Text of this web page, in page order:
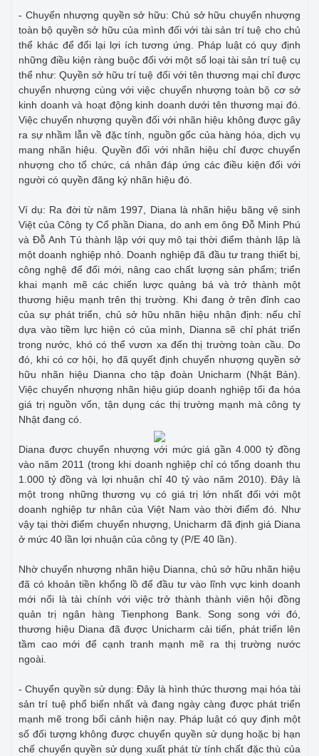
- Chuyển nhượng quyền sở hữu: Chủ sở hữu chuyển nhượng
toàn bộ quyền sở hữu của mình đối với tài sản trí tuệ cho chủ
thể khác để đổi lại lợi ích tương ứng. Pháp luật có quy định
những điều kiện ràng buộc đối với một số loại tài sản trí tuệ cụ
thể như: Quyền sở hữu trí tuệ đối với tên thương mại chỉ được
chuyển nhượng cùng với việc chuyển nhượng toàn bộ cơ sở
kinh doanh và hoạt động kinh doanh dưới tên thương mại đó.
Việc chuyển nhượng quyền đối với nhãn hiệu không được gây
ra sự nhầm lẫn về đặc tính, nguồn gốc của hàng hóa, dịch vụ
mang nhãn hiệu. Quyền đối với nhãn hiệu chỉ được chuyển
nhượng cho tổ chức, cá nhân đáp ứng các điều kiện đối với
người có quyền đăng ký nhãn hiệu đó.
Ví dụ: Ra đời từ năm 1997, Diana là nhãn hiệu băng vệ sinh
Việt của Công ty Cổ phần Diana, do anh em ông Đỗ Minh Phú
và Đỗ Anh Tú thành lập với quy mô tại thời điểm thành lập là
một doanh nghiệp nhỏ. Doanh nghiệp đã đầu tư trang thiết bị,
công nghệ để đổi mới, nâng cao chất lượng sản phẩm; triển
khai mạnh mẽ các chiến lược quảng bá và trở thành một
thương hiệu mạnh trên thị trường. Khi đang ở trên đỉnh cao
của sự phát triển, chủ sở hữu nhãn hiệu nhận định: nếu chỉ
dựa vào tiềm lực hiện có của mình, Dianna sẽ chỉ phát triển
trong nước, khó có thể vươn xa đến thị trường toàn cầu. Do
đó, khi có cơ hội, họ đã quyết định chuyển nhượng quyền sở
hữu nhãn hiệu Dianna cho tập đoàn Unicharm (Nhật Bản).
Việc chuyển nhượng nhãn hiệu giúp doanh nghiệp tối đa hóa
giá trị nguồn vốn, tận dụng các thị trường mạnh mà công ty
Nhật đang có.
Diana được chuyển nhượng với mức giá gần 4.000 tỷ đồng
vào năm 2011 (trong khi doanh nghiệp chỉ có tổng doanh thu
1.000 tỷ đồng và lợi nhuận chỉ 40 tỷ vào năm 2010). Đây là
một trong những thương vụ có giá trị lớn nhất đối với một
doanh nghiệp tư nhân của Việt Nam vào thời điểm đó. Như
vậy tại thời điểm chuyển nhượng, Unicharm đã định giá Diana
ở mức 40 lần lợi nhuận của công ty (P/E 40 lần).
Nhờ chuyển nhượng nhãn hiệu Dianna, chủ sở hữu nhãn hiệu
đã có khoản tiền khổng lồ để đầu tư vào lĩnh vực kinh doanh
mới nổi là tài chính với việc trở thành thành viên hội đồng
quản trị ngân hàng Tienphong Bank. Song song với đó,
thương hiệu Diana đã được Unicharm cải tiến, phát triển lên
tầm cao mới để cạnh tranh mạnh mẽ ra thị trường nước
ngoài.
- Chuyển quyền sử dụng: Đây là hình thức thương mại hóa tài
sản trí tuệ phổ biến nhất và đang ngày càng được phát triển
mạnh mẽ trong bối cảnh hiện nay. Pháp luật có quy định một
số đối tượng không được chuyển quyền sử dụng hoặc bị hạn
chế chuyển quyền sử dụng xuất phát từ tính chất đặc thù của